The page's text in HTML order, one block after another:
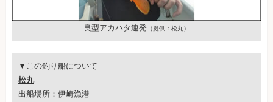
良型アカハタ連発 （提供：松丸）
▼この釣り船について
松丸
出船場所：伊崎漁港